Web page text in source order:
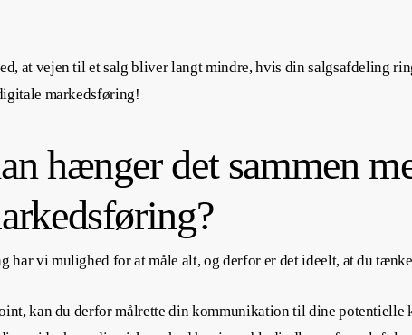
at vejen til et salg bliver langt mindre, hvis din salgsafdeling
markedsføring!
hænger det sammen
har vi mulighed for at måle alt, og derfor er det ideelt, at du
kan du derfor målrette din kommunikation til dine potentielle